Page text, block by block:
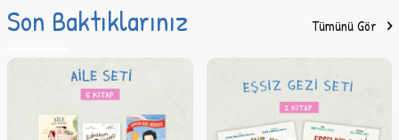
Son Baktıklarınız Tümünü Gör